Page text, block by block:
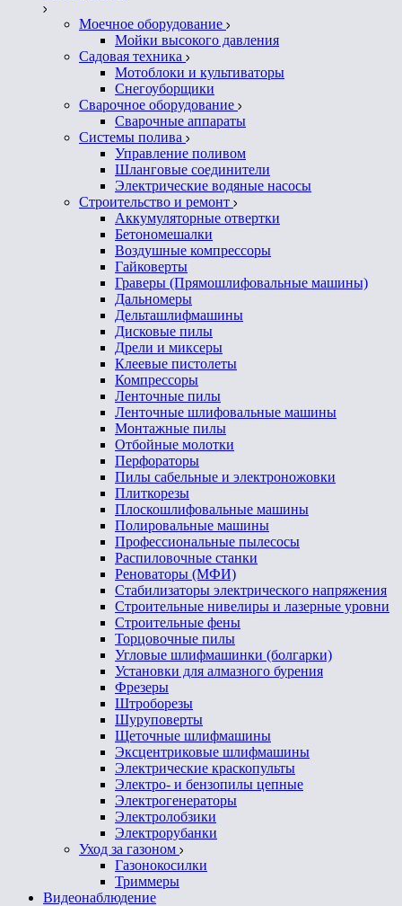
Моечное оборудование
Мойки высокого давления
Садовая техника
Мотоблоки и культиваторы
Снегоуборщики
Сварочное оборудование
Сварочные аппараты
Системы полива
Управление поливом
Шланговые соединители
Электрические водяные насосы
Строительство и ремонт
Аккумуляторные отвертки
Бетономешалки
Воздушные компрессоры
Гайковерты
Граверы (Прямошлифовальные машины)
Дальномеры
Дельташлифмашины
Дисковые пилы
Дрели и миксеры
Клеевые пистолеты
Компрессоры
Ленточные пилы
Ленточные шлифовальные машины
Монтажные пилы
Отбойные молотки
Перфораторы
Пилы сабельные и электроножовки
Плиткорезы
Плоскошлифовальные машины
Полировальные машины
Профессиональные пылесосы
Распиловочные станки
Реноваторы (МФИ)
Стабилизаторы электрического напряжения
Строительные нивелиры и лазерные уровни
Строительные фены
Торцовочные пилы
Угловые шлифмашинки (болгарки)
Установки для алмазного бурения
Фрезеры
Штроборезы
Шуруповерты
Щеточные шлифмашины
Эксцентриковые шлифмашины
Электрические краскопульты
Электро- и бензопилы цепные
Электрогенераторы
Электролобзики
Электрорубанки
Уход за газоном
Газонокосилки
Триммеры
Видеонаблюдение